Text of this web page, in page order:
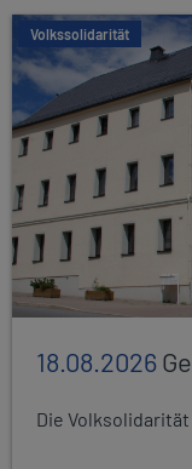
Volkssolidarität
18.08.2026
Die